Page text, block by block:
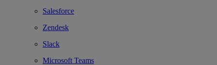
Salesforce
Zendesk
Slack
Microsoft Teams